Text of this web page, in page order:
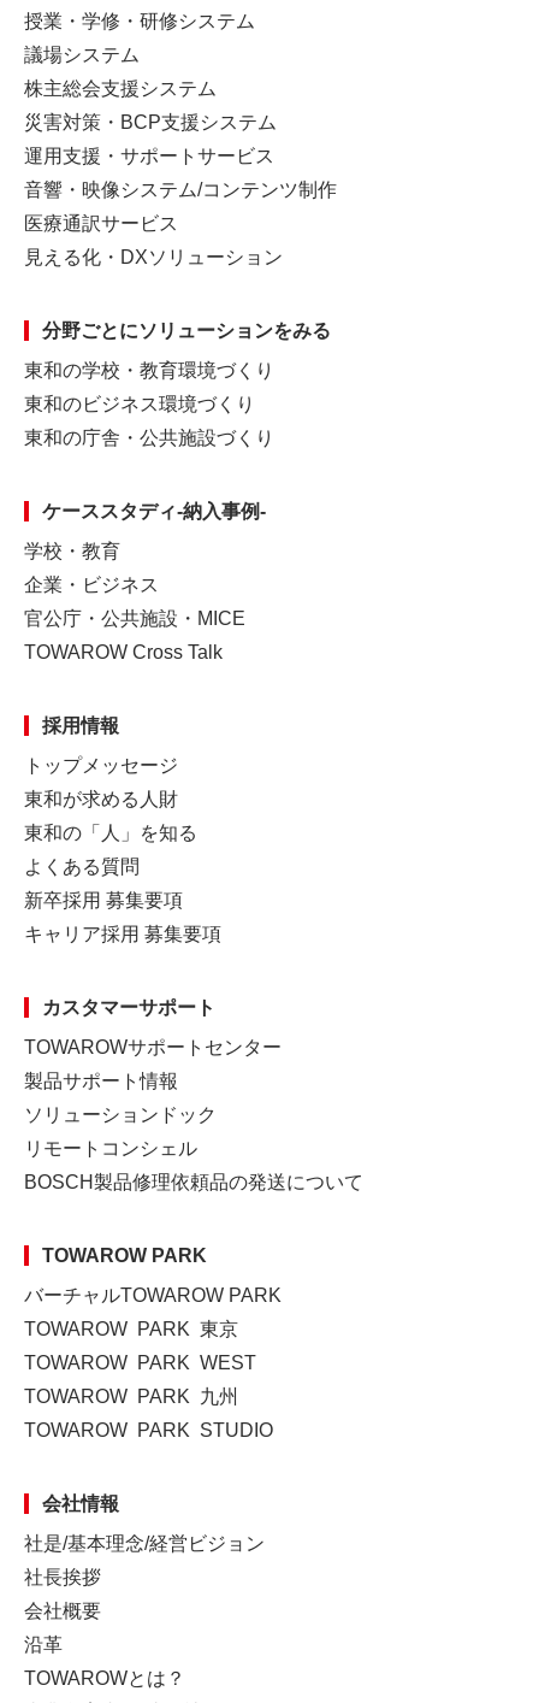
授業・学修・研修システム
議場システム
株主総会支援システム
災害対策・BCP支援システム
運用支援・サポートサービス
音響・映像システム/コンテンツ制作
医療通訳サービス
見える化・DXソリューション
分野ごとにソリューションをみる
東和の学校・教育環境づくり
東和のビジネス環境づくり
東和の庁舎・公共施設づくり
ケーススタディ-納入事例-
学校・教育
企業・ビジネス
官公庁・公共施設・MICE
TOWAROW Cross Talk
採用情報
トップメッセージ
東和が求める人財
東和の「人」を知る
よくある質問
新卒採用 募集要項
キャリア採用 募集要項
カスタマーサポート
TOWAROWサポートセンター
製品サポート情報
ソリューションドック
リモートコンシェル
BOSCH製品修理依頼品の発送について
TOWAROW PARK
バーチャルTOWAROW PARK
TOWAROW PARK 東京
TOWAROW PARK WEST
TOWAROW PARK 九州
TOWAROW PARK STUDIO
会社情報
社是/基本理念/経営ビジョン
社長挨拶
会社概要
沿革
TOWAROWとは？